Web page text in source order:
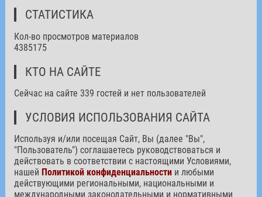
СТАТИСТИКА
Кол-во просмотров материалов
4385175
КТО НА САЙТЕ
Сейчас на сайте 339 гостей и нет пользователей
УСЛОВИЯ ИСПОЛЬЗОВАНИЯ САЙТА
Используя и/или посещая Сайт, Вы (далее "Вы",
"Пользователь") соглашаетесь руководствоваться и
действовать в соответствии с настоящими Условиями,
нашей Политикой конфиденциальностии любыми
действующими региональными, национальными и
международными законодательными и нормативными